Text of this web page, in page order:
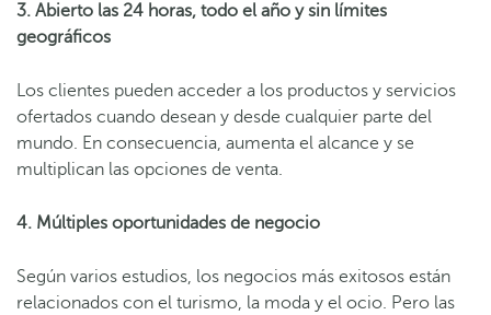
3. Abierto las 24 horas, todo el año y sin límites
geográficos
Los clientes pueden acceder a los productos y servicios
ofertados cuando desean y desde cualquier parte del
mundo. En consecuencia, aumenta el alcance y se
multiplican las opciones de venta.
4. Múltiples oportunidades de negocio
Según varios estudios, los negocios más exitosos están
relacionados con el turismo, la moda y el ocio. Pero las